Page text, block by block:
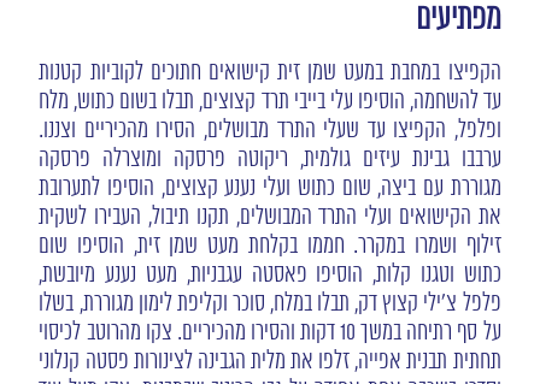
מפתיעים
הקפיצו במחבת במעט שמן זית קישואים חתוכים לקוביות קטנות
עד להשחמה, הוסיפו עלי בייבי תרד קצוצים, תבלו בשום כתוש, מלח
ופלפל, הקפיצו עד שעלי התרד מבושלים, הסירו מהכיריים וצננו.
ערבבו גבינת עיזים גולמית, ריקוטה פרסקה ומוצרלה פרסקה
מגוררת עם ביצה, שום כתוש ועלי נענע קצוצים, הוסיפו לתערובת
את הקישואים ועלי התרד המבושלים, תקנו תיבול, העבירו לשקית
זילוף ושמרו במקרר. חממו בקלחת מעט שמן זית, הוסיפו שום
כתוש וטגנו קלות, הוסיפו פאסטה עגבניות, מעט נענע מיובשת,
פלפל צ'ילי קצוץ דק, תבלו במלח, סוכר וקליפת לימון מגוררת, בשלו
על סף רתיחה במשך 10 דקות והסירו מהכיריים. צקו מהרוטב לכיסוי
תחתית תבנית אפייה, זלפו את מלית הגבינה לצינורות פסטה קנלוני